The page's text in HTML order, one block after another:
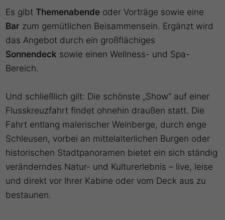
Es gibtThemenabende oder Vorträge sowie eine
Bar zum gemütlichen Beisammensein. Ergänzt wird
das Angebot durch ein großflächiges
Sonnendeck sowie einen Wellness- und Spa-
Bereich.
Und schließlich gilt: Die schönste „Show“ auf einer
Flusskreuzfahrt findet ohnehin draußen statt. Die
Fahrt entlang malerischer Weinberge, durch enge
Schleusen, vorbei an mittelalterlichen Burgen oder
historischen Stadtpanoramen bietet ein sich ständig
veränderndes Natur- und Kulturerlebnis – live, leise
und direkt vor Ihrer Kabine oder vom Deck aus zu
bestaunen.